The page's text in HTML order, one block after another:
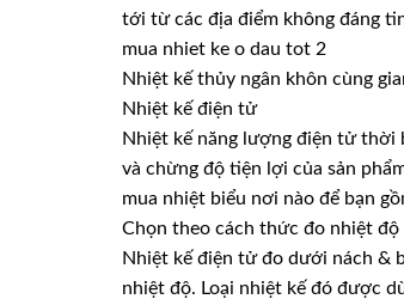
tới từ các địa điểm không đáng
mua nhiet ke o dau tot 2
Nhiệt kế thủy ngân khôn cùng
Nhiệt kế điện tử
Nhiệt kế năng lượng điện tử thời
và chừng độ tiện lợi của sản
mua nhiệt biểu nơi nào để bạn
Chọn theo cách thức đo nhiệt độ
Nhiệt kế điện tử đo dưới nách &
nhiệt độ. Loại nhiệt kế đó được